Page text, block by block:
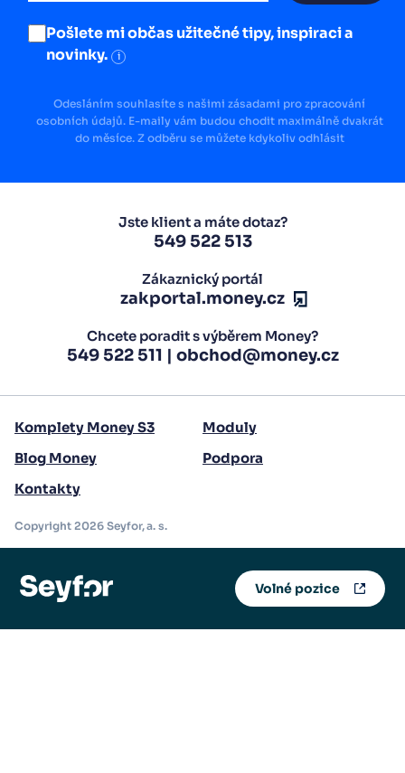
Pošlete mi občas užitečné tipy, inspiraci a
novinky.
i
Odesláním souhlasíte s našimi zásadami pro zpracování
osobních údajů. E-maily vám budou chodit maximálně dvakrát
do měsíce. Z odběru se můžete kdykoliv odhlásit
Jste klient a máte dotaz?
549 522 513
Zákaznický portál
zakportal.money.cz
Chcete poradit s výběrem Money?
549 522 511 | obchod@money.cz
Komplety Money S3
Moduly
Blog Money
Podpora
Kontakty
Copyright 2026 Seyfor, a. s.
Volné pozice